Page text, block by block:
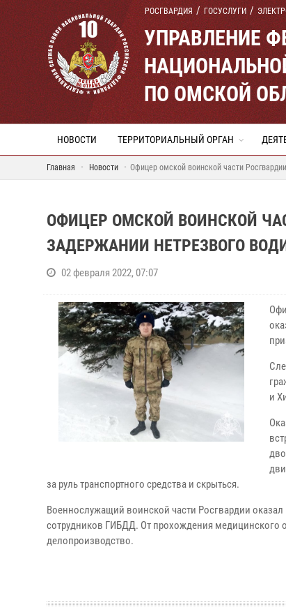
РОСГВАРДИЯ ГОСУСЛУГИ
УПРАВЛЕНИЕ
ПО ОМСКОЙ
НОВОСТИ ТЕРРИТОРИАЛЬНЫЙ ОРГАН
Главная Новости Офицер омской воинской части
ОФИЦЕР ОМСКОЙ ВОИНСКОЙ
ЗАДЕРЖАНИИ НЕТРЕЗВОГО
02 февраля 2022, 07:07
и
за руль транспортного средства и скрыться.
Военнослужащий воинской части Росгвардии
сотрудников ГИБДД. От прохождения медицинского
делопроизводство.